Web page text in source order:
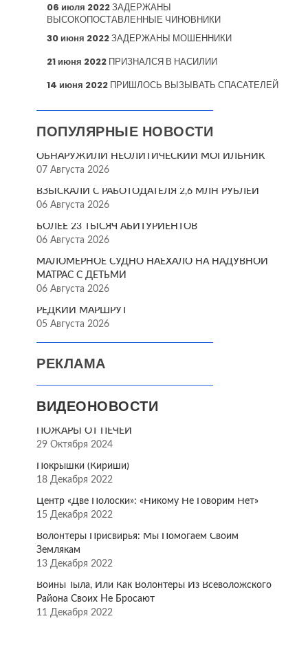
06 июля 2022ЗАДЕРЖАНЫ
ВЫСОКОПОСТАВЛЕННЫЕ ЧИНОВНИКИ
30 июня 2022ЗАДЕРЖАНЫ МОШЕННИКИ
21 июня 2022 ПРИЗНАЛСЯ В НАСИЛИИ
14 июня 2022 ПРИШЛОСЬ ВЫЗЫВАТЬ СПАСАТЕЛЕЙ
ПОПУЛЯРНЫЕ НОВОСТИ
ОБНАРУЖИЛИ НЕОЛИТИЧЕСКИЙ МОГИЛЬНИК
07 Августа 2026
ВЗЫСКАЛИ С РАБОТОДАТЕЛЯ 2,6 МЛН РУБЛЕЙ
06 Августа 2026
БОЛЕЕ 23 ТЫСЯЧ АБИТУРИЕНТОВ
06 Августа 2026
МАЛОМЕРНОЕ СУДНО НАЕХАЛО НА НАДУВНОЙ
МАТРАС С ДЕТЬМИ
06 Августа 2026
РЕДКИЙ МАРШРУТ
05 Августа 2026
РЕКЛАМА
ВИДЕОНОВОСТИ
ПОЖАРЫ ОТ ПЕЧЕЙ
29 Октября 2024
Покрышки (Кириши)
18 Декабря 2022
Центр «Две Полоски»: «Никому Не Говорим Нет»
15 Декабря 2022
Волонтёры Присвирья: Мы Помогаем Своим
Землякам
13 Декабря 2022
Воины Тыла, Или Как Волонтёры Из Всеволожского
Района Своих Не Бросают
11 Декабря 2022